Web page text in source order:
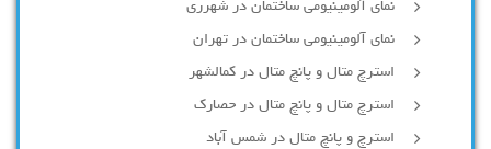
نمای آلومینیومی ساختمان در شهرری
نمای آلومینیومی ساختمان در تهران
استرچ متال و پانچ متال در کمالشهر
استرچ متال و پانچ متال در حصارك
استرچ و پانچ متال در شمس آباد